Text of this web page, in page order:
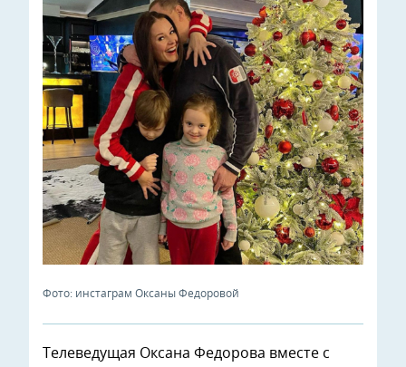
Фото: инстаграм Оксаны Федоровой
Телеведущая Оксана Федорова вместе с